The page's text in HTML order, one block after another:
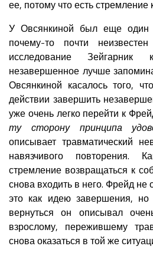
ее, потому что есть
У Овсянкиной был еще один
почему-то почти
исследование Зейгарник
незавершенное лучше
Овсянкиной касалось того,
действии завершить
уже очень легко перейти к
ту сторону принципа
описывает травматический
навязчивого повторения.
стремление возвращаться к
снова входить в него. Фрейд не
это как идею завершения,
вернуться он описывал
взрослому, пережившему
снова оказаться в той же